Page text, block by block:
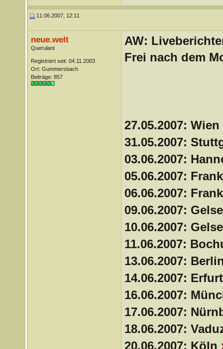
11.06.2007, 12:11
neue.welt
Querulant
Registriert seit: 04.11.2003
Ort: Gummersbach
Beiträge: 857
AW:
Frei nach dem
27.05.2007: Wien
31.05.2007:
03.06.2007:
05.06.2007:
06.06.2007:
09.06.2007:
10.06.2007:
11.06.2007:
13.06.2007:
14.06.2007:
16.06.2007:
17.06.2007:
18.06.2007:
20.06.2007: Köln